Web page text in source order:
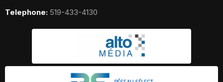
Telephone: 519-433-4130